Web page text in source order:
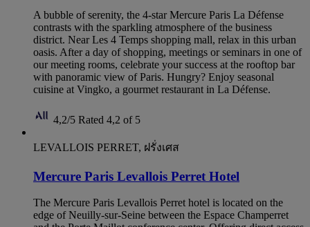
A bubble of serenity, the 4-star Mercure Paris La Défense
contrasts with the sparkling atmosphere of the business
district. Near Les 4 Temps shopping mall, relax in this urban
oasis. After a day of shopping, meetings or seminars in one of
our meeting rooms, celebrate your success at the rooftop bar
with panoramic view of Paris. Hungry? Enjoy seasonal
cuisine at Vingko, a gourmet restaurant in La Défense.
4,2/5 Rated 4,2 of 5
LEVALLOIS PERRET, ฝรั่งเศส
Mercure Paris Levallois Perret Hotel
The Mercure Paris Levallois Perret hotel is located on the
edge of Neuilly-sur-Seine between the Espace Champerret